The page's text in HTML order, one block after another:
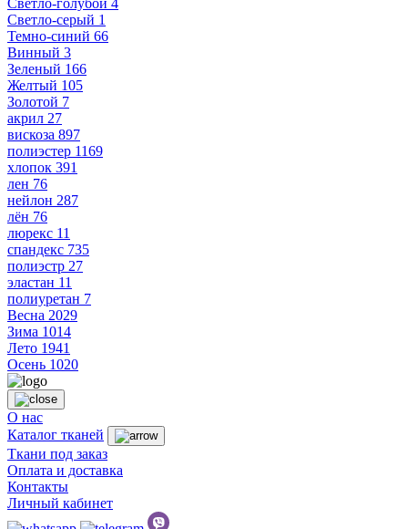
Светло-голубой 4
Светло-серый 1
Темно-синий 66
Винный 3
Зеленый 166
Желтый 105
Золотой 7
акрил 27
вискоза 897
полиэстер 1169
хлопок 391
лен 76
нейлон 287
лён 76
люрекс 11
спандекс 735
полиэстр 27
эластан 11
полиуретан 7
Весна 2029
Зима 1014
Лето 1941
Осень 1020
О нас
Каталог тканей
Ткани под заказ
Оплата и доставка
Контакты
Личный кабинет